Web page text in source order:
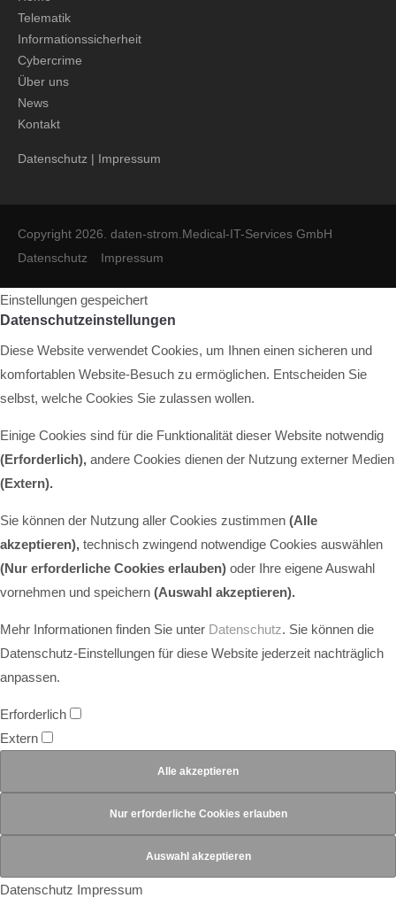
Telematik
Informationssicherheit
Cybercrime
Über uns
News
Kontakt
Datenschutz | Impressum
Copyright 2026. daten-strom.Medical-IT-Services GmbH
Datenschutz
Impressum
Einstellungen gespeichert
Datenschutzeinstellungen
Diese Website verwendet Cookies, um Ihnen einen sicheren und
komfortablen Website-Besuch zu ermöglichen. Entscheiden Sie
selbst, welche Cookies Sie zulassen wollen.
Einige Cookies sind für die Funktionalität dieser Website notwendig
(Erforderlich), andere Cookies dienen der Nutzung externer Medien
(Extern).
Sie können der Nutzung aller Cookies zustimmen (Alle
akzeptieren), technisch zwingend notwendige Cookies auswählen
(Nur erforderliche Cookies erlauben) oder Ihre eigene Auswahl
vornehmen und speichern (Auswahl akzeptieren).
Mehr Informationen finden Sie unter Datenschutz. Sie können die
Datenschutz-Einstellungen für diese Website jederzeit nachträglich
anpassen.
Erforderlich
Extern
Datenschutz Impressum